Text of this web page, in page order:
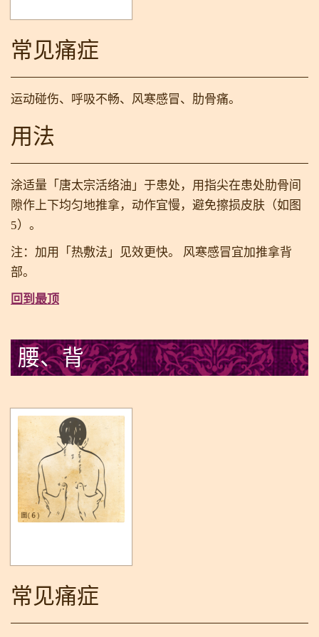
常见痛症
运动碰伤、呼吸不畅、风寒感冒、肋骨痛。
用法
涂适量「唐太宗活络油」于患处，用指尖在患处肋骨间
隙作上下均匀地推拿，动作宜慢，避免擦损皮肤（如图
5）。
注：加用「热敷法」见效更快。 风寒感冒宜加推拿背
部。
回到最顶
腰、背
常见痛症